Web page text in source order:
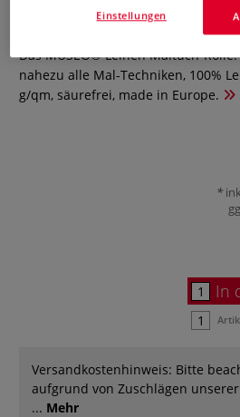
0
Das MUSEO® Leinen Maltuch-
nahezu alle Mal-Techniken, 100%
g/qm, säurefrei, made in Europe.
In
Versandkostenhinweis: Bitte
aufgrund von Zuschlägen
... Mehr
Einstellungen